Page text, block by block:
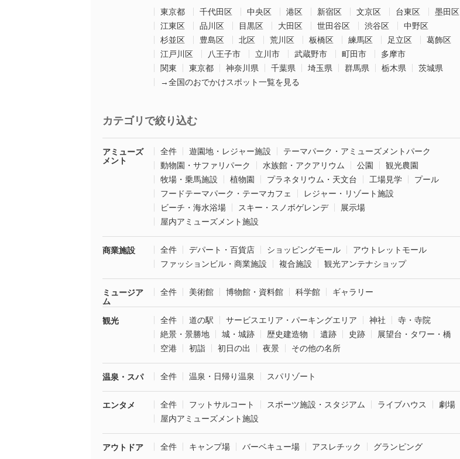
東京都 千代田区 中央区 港区 新宿区 文京区 台東区
墨田区
江東区
品川区 目黒区 大田区 世田谷区 渋谷区
中野区
杉並区
豊島区 北区 荒川区 板橋区 練馬区 足立区
葛飾区
江戸川区
八王子市 立川市 武蔵野市 町田市
多摩市
関東
東京都 神奈川県 千葉県 埼玉県 群馬県 栃木県
茨城県
→全国のおでかけスポット一覧を見る
カテゴリで絞り込む
アミューズ
メント
全件 遊園地・レジャー施設
テーマパーク・アミューズメントパーク
動物園・サファリパーク
水族館・アクアリウム 公園
観光農園
牧場・乗馬施設
植物園 プラネタリウム・天文台 工場見学
プール
フードテーマパーク・テーマカフェ
レジャー・リゾート施設
ビーチ・海水浴場
スキー・スノボゲレンデ
展示場
屋内アミューズメント施設
商業施設 全件 デパート・百貨店 ショッピングモール
アウトレットモール
ファッションビル・商業施設
複合施設 観光アンテナショップ
ミュージア
ム
全件 美術館 博物館・資料館 科学館 ギャラリー
観光 全件 道の駅 サービスエリア・パーキングエリア 神社
寺・寺院
絶景・景勝地
城・城跡 歴史建造物 遺跡 史跡
展望台・タワー・橋
空港
初詣 初日の出 夜景 その他の名所
温泉・スパ 全件 温泉・日帰り温泉 スパリゾート
エンタメ 全件 フットサルコート スポーツ施設・スタジアム ライブハウス
劇場
屋内アミューズメント施設
アウトドア 全件 キャンプ場 バーベキュー場 アスレチック グランピング